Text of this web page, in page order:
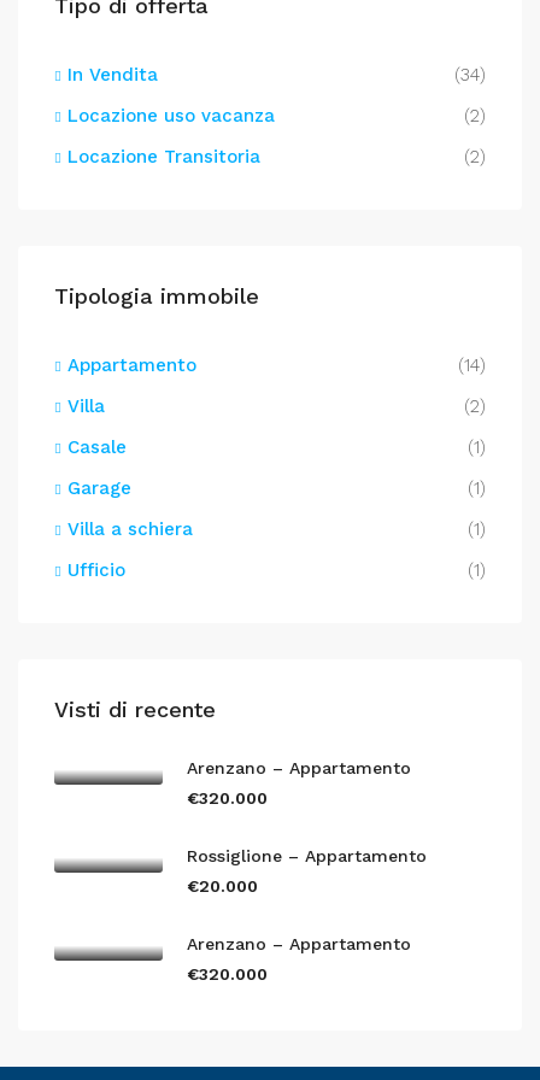
Tipo di offerta
In Vendita
(34)
Locazione uso vacanza
(2)
Locazione Transitoria
(2)
Tipologia immobile
Appartamento
(14)
Villa
(2)
Casale
(1)
Garage
(1)
Villa a schiera
(1)
Ufficio
(1)
Visti di recente
Arenzano – Appartamento
€320.000
Rossiglione – Appartamento
€20.000
Arenzano – Appartamento
€320.000